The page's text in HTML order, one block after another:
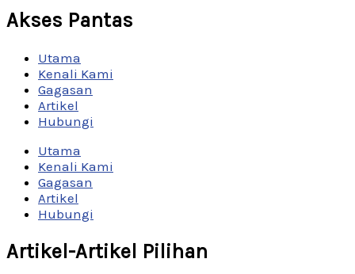
Akses Pantas
Utama
Kenali Kami
Gagasan
Artikel
Hubungi
Utama
Kenali Kami
Gagasan
Artikel
Hubungi
Artikel-Artikel Pilihan